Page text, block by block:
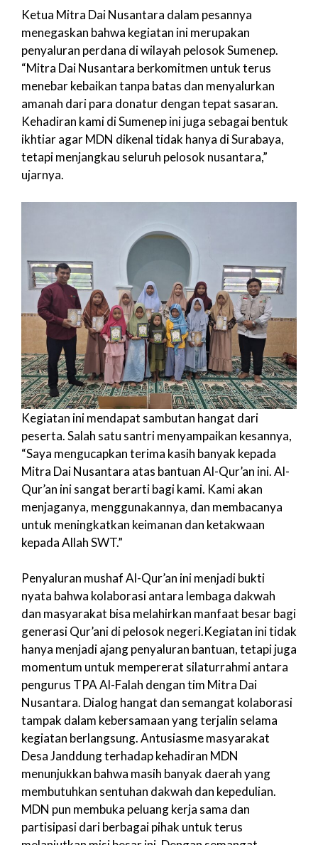
Ketua Mitra Dai Nusantara dalam pesannya
menegaskan bahwa kegiatan ini merupakan
penyaluran perdana di wilayah pelosok Sumenep.
“Mitra Dai Nusantara berkomitmen untuk terus
menebar kebaikan tanpa batas dan menyalurkan
amanah dari para donatur dengan tepat sasaran.
Kehadiran kami di Sumenep ini juga sebagai bentuk
ikhtiar agar MDN dikenal tidak hanya di Surabaya,
tetapi menjangkau seluruh pelosok nusantara,”
ujarnya.
Kegiatan ini mendapat sambutan hangat dari
peserta. Salah satu santri menyampaikan kesannya,
“Saya mengucapkan terima kasih banyak kepada
Mitra Dai Nusantara atas bantuan Al-Qur’an ini. Al-
Qur’an ini sangat berarti bagi kami. Kami akan
menjaganya, menggunakannya, dan membacanya
untuk meningkatkan keimanan dan ketakwaan
kepada Allah SWT.”
Penyaluran mushaf Al-Qur’an ini menjadi bukti
nyata bahwa kolaborasi antara lembaga dakwah
dan masyarakat bisa melahirkan manfaat besar bagi
generasi Qur’ani di pelosok negeri.Kegiatan ini tidak
hanya menjadi ajang penyaluran bantuan, tetapi juga
momentum untuk mempererat silaturrahmi antara
pengurus TPA Al-Falah dengan tim Mitra Dai
Nusantara. Dialog hangat dan semangat kolaborasi
tampak dalam kebersamaan yang terjalin selama
kegiatan berlangsung. Antusiasme masyarakat
Desa Janddung terhadap kehadiran MDN
menunjukkan bahwa masih banyak daerah yang
membutuhkan sentuhan dakwah dan kepedulian.
MDN pun membuka peluang kerja sama dan
partisipasi dari berbagai pihak untuk terus